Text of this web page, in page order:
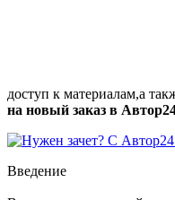
доступ к материалам,а
на новый заказ в
Введение